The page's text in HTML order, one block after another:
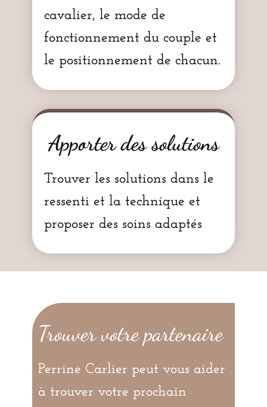
cavalier, le mode de
fonctionnement du couple et
le positionnement de chacun.
Apporter des solutions
Trouver les solutions dans le
ressenti et la technique et
proposer des soins adaptés
Trouver votre partenaire
Perrine Carlier peut vous aider
à trouver votre prochain